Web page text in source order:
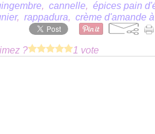
, cannelle, épices pain
, rappadura, crème d'amande
? 1 vote